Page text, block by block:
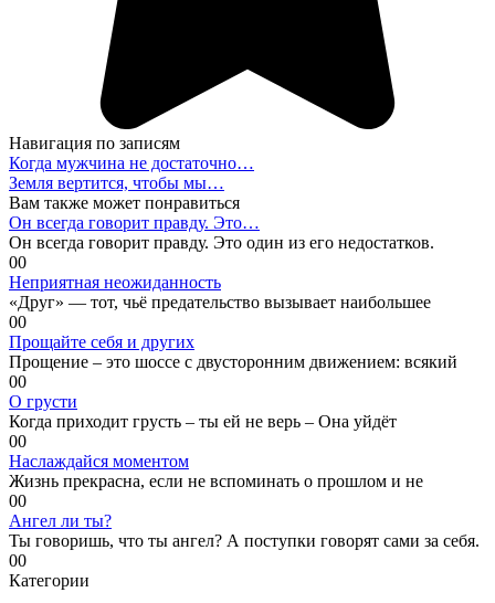
Навигация по записям
Когда мужчина не достаточно…
Земля вертится, чтобы мы…
Вам также может понравиться
Он всегда говорит правду. Это…
Он всегда говорит правду. Это один из его недостатков.
00
Неприятная неожиданность
«Друг» — тот, чьё предательство вызывает наибольшее
00
Прощайте себя и других
Прощение – это шоссе с двусторонним движением: всякий
00
О грусти
Когда приходит грусть – ты ей не верь – Она уйдёт
00
Наслаждайся моментом
Жизнь прекрасна, если не вспоминать о прошлом и не
00
Ангел ли ты?
Ты говоришь, что ты ангел? А поступки говорят сами за себя.
00
Категории